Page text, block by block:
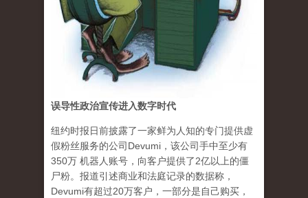
误导性政治宣传进入数字时代
纽约时报日前披露了一家鲜为人知的专门提供虚
假粉丝服务的公司Devumi，该公司手中至少有
350万 机器人账号，向客户提供了2亿以上的僵
尸粉。报道引述商业和法庭记录的数据称，
Devumi有超过20万客户，一部分是自己购买，